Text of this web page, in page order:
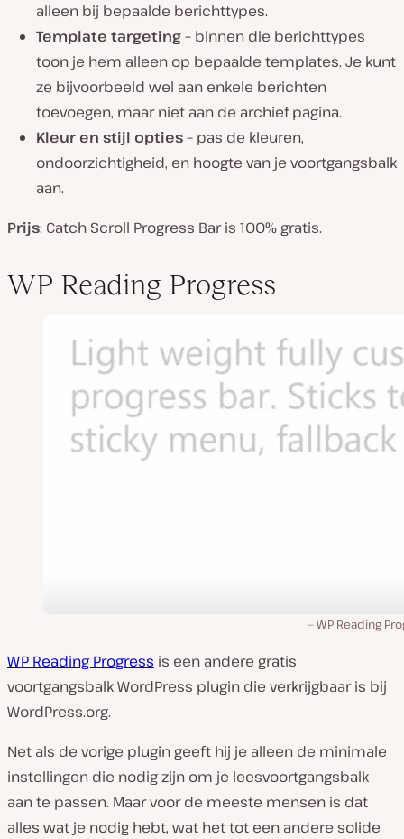
alleen bij bepaalde berichttypes.
Template targeting – binnen die berichttypes
toon je hem alleen op bepaalde templates. Je kunt
ze bijvoorbeeld wel aan enkele berichten
toevoegen, maar niet aan de archief pagina.
Kleur en stijl opties – pas de kleuren,
ondoorzichtigheid, en hoogte van je voortgangsbalk
aan.
Prijs: Catch Scroll Progress Bar is 100% gratis.
WP Reading Progress
WP Reading
WP Reading Progress is een andere gratis
voortgangsbalk WordPress plugin die verkrijgbaar is bij
WordPress.org.
Net als de vorige plugin geeft hij je alleen de minimale
instellingen die nodig zijn om je leesvoortgangsbalk
aan te passen. Maar voor de meeste mensen is dat
alles wat je nodig hebt, wat het tot een andere solide